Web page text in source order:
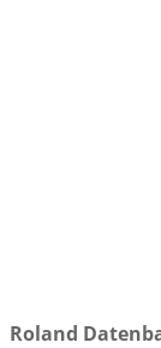
Roland